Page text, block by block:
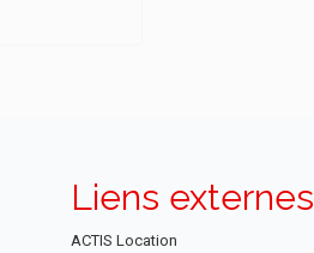
Liens externes
ACTIS Location